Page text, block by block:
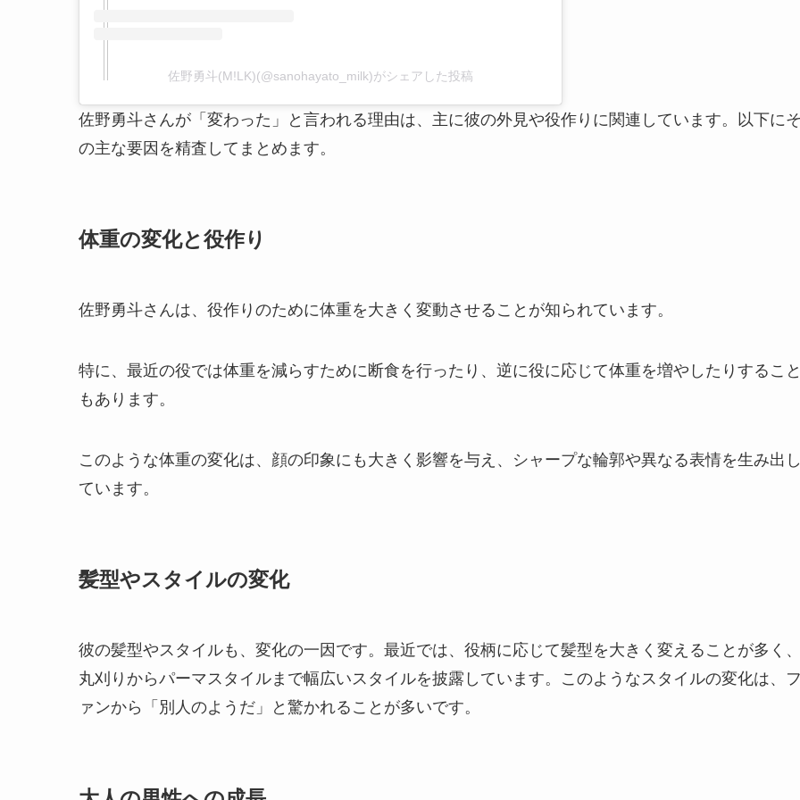
佐野勇斗(M!LK)(@sanohayato_milk)がシェアした投稿
佐野勇斗さんが「変わった」と言われる理由は、主に彼の外見や役作りに関連しています。以下に
の主な要因を精査してまとめます。
体重の変化と役作り
佐野勇斗さんは、役作りのために体重を大きく変動させることが知られています。
特に、最近の役では体重を減らすために断食を行ったり、逆に役に応じて体重を増やしたりするこ
もあります。
このような体重の変化は、顔の印象にも大きく影響を与え、シャープな輪郭や異なる表情を生み出
ています。
髪型やスタイルの変化
彼の髪型やスタイルも、変化の一因です。最近では、役柄に応じて髪型を大きく変えることが多く
丸刈りからパーマスタイルまで幅広いスタイルを披露しています。このようなスタイルの変化は、
ァンから「別人のようだ」と驚かれることが多いです。